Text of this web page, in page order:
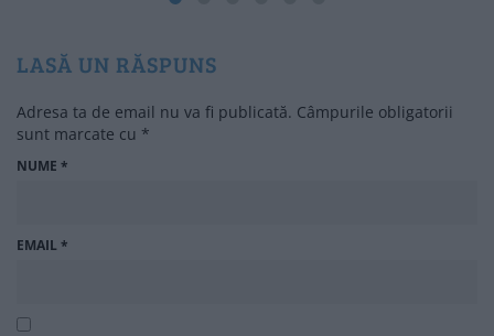
LASĂ UN RĂSPUNS
Adresa ta de email nu va fi publicată. Câmpurile obligatorii
sunt marcate cu *
NUME *
EMAIL*